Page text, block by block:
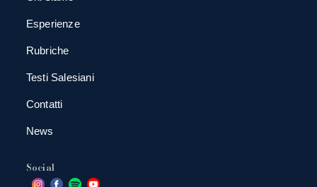
Esperienze
Rubriche
Testi Salesiani
Contatti
News
Social